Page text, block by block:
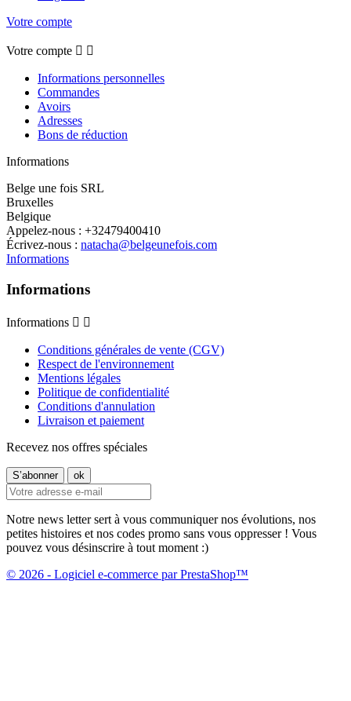
Votre compte
Votre compte  
Informations personnelles
Commandes
Avoirs
Adresses
Bons de réduction
Informations
Belge une fois SRL
Bruxelles
Belgique
Appelez-nous : +32479400410
Écrivez-nous : natacha@belgeunefois.com
Informations
Informations
Informations  
Conditions générales de vente (CGV)
Respect de l'environnement
Mentions légales
Politique de confidentialité
Conditions d'annulation
Livraison et paiement
Recevez nos offres spéciales
Notre news letter sert à vous communiquer nos évolutions, nos
petites histoires et nos codes promo sans vous oppresser ! Vous
pouvez vous désinscrire à tout moment :)
© 2026 - Logiciel e-commerce par PrestaShop™